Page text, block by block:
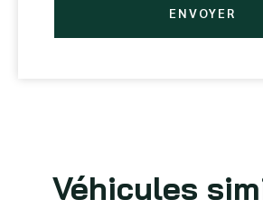
ENVOYER
Véhicules